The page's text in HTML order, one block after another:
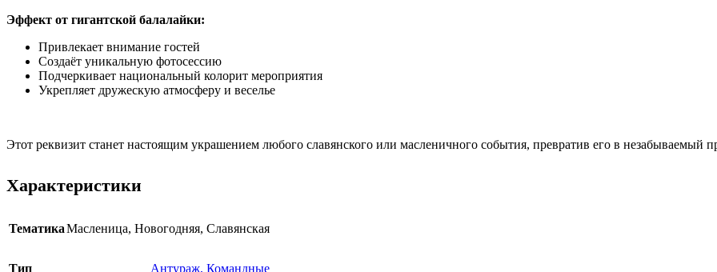
Эффект от гигантской балалайки:
Привлекает внимание гостей
Создаёт уникальную фотосессию
Подчеркивает национальный колорит мероприятия
Укрепляет дружескую атмосферу и веселье
Этот реквизит станет настоящим украшением любого славянского или масленичного события, превратив его в незабываемый
Характеристики
ТематикаМасленица, Новогодняя, Славянская
Тип Антураж, Командные